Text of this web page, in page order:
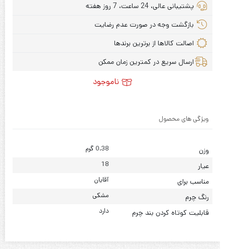
پشتیبانی عالی، 24 ساعت، 7 روز هفته
بازگشت وجه در صورت عدم رضایت
اصالت کالاها از برترین برندها
ارسال سریع در کمترین زمان ممکن
ناموجود
ویژگی های محصول
وزن 0.38 گرم
عیار 18
مناسب برای آقایان
رنگ چرم مشکی
قابلیت کوتاه کردن بند چرم دارد